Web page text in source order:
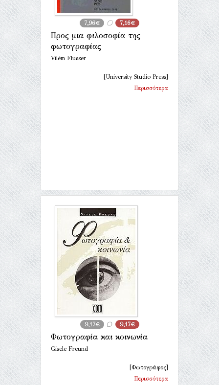
7,96€ 7,16€
Προς μια φιλοσοφία της
φωτογραφίας
Vilém Flusser
[University Studio Press]
Περισσότερα
9,17€ 9,17€
Φωτογραφία και κοινωνία
Gisele Freund
[Φωτογράφος]
Περισσότερα